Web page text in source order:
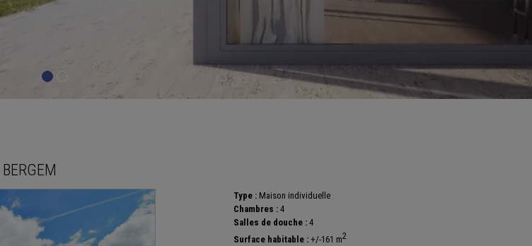
BERGEM
Type : Maison individuelle
Chambres : 4
Salles de douche : 4
Surface habitable : +/-161 m2